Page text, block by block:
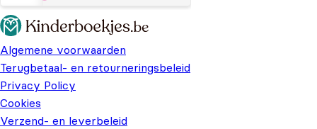
Algemene voorwaarden
Terugbetaal- en retourneringsbeleid
Privacy Policy
Cookies
Verzend- en leverbeleid